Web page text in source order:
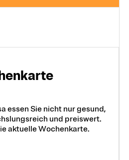
essen Sie nicht nur gesund,
und preiswert.
aktuelle Wochenkarte.